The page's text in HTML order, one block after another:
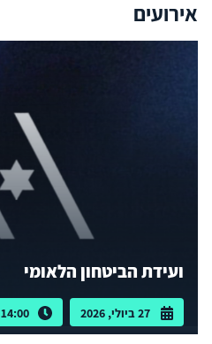
אירועים
ועידת הביטחון הלאומי
27 ביולי, 2026 14:00 - 10:00